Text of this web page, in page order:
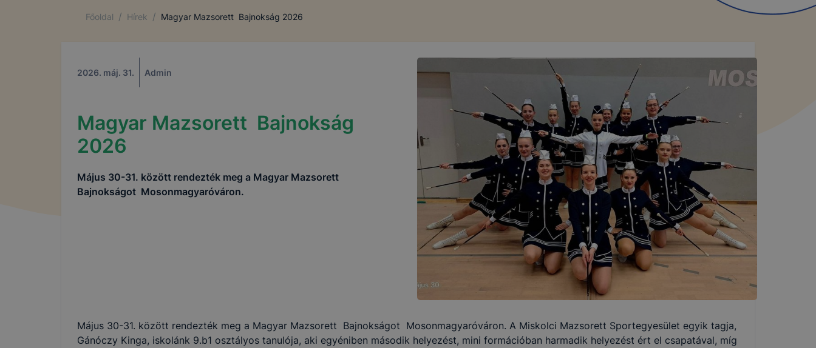
Főoldal / Hírek / Magyar Mazsorett Bajnokság 2026
2026. máj. 31. Admin
Magyar Mazsorett Bajnokság
2026
Május 30-31. között rendezték meg a Magyar Mazsorett
Bajnokságot Mosonmagyaróváron.
Május 30-31. között rendezték meg a Magyar Mazsorett Bajnokságot Mosonmagyaróváron. A Miskolci Mazsorett Sportegyesület egyik tagja,
Gánóczy Kinga, iskolánk 9.b1 osztályos tanulója, aki egyéniben második helyezést, mini formációban harmadik helyezést ért el csapatával, míg